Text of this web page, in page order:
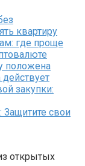
квартиру
где проще
положена
закупки:
свои
открытых